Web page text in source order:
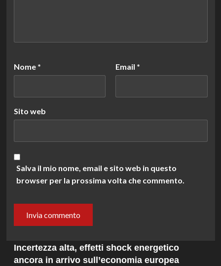
Nome * Email *
Sito web
Salva il mio nome, email e sito web in questo
browser per la prossima volta che commento.
Incertezza alta, effetti shock energetico
ancora in arrivo sull’economia europea